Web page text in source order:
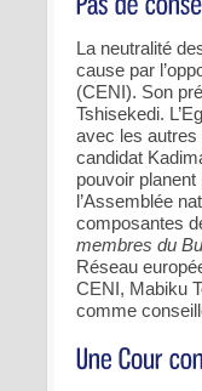
La neutralité
cause par
(CENI). Son
Tshisekedi.
avec les
candidat
pouvoir
l’Assemblée
composantes
membres du
Réseau
CENI, Mabiku
comme